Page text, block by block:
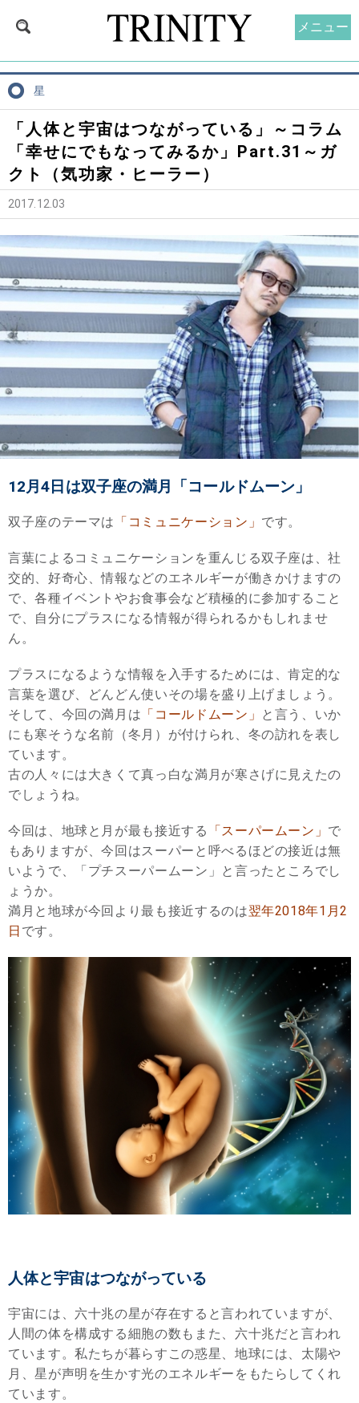
星
「人体と宇宙はつながっている」～コラム
「幸せにでもなってみるか」Part.31～ガ
クト（気功家・ヒーラー）
2017.12.03
12月4日は双子座の満月「コールドムーン」
双子座のテーマは 「コミュニケーション」 です。
言葉によるコミュニケーションを重んじる双子座は、社
交的、好奇心、情報などのエネルギーが働きかけますの
で、各種イベントやお食事会など積極的に参加すること
で、自分にプラスになる情報が得られるかもしれませ
ん。
プラスになるような情報を入手するためには、肯定的な
言葉を選び、どんどん使いその場を盛り上げましょう。
そして、今回の満月は 「コールドムーン」 と言う、いか
にも寒そうな名前（冬月）が付けられ、冬の訪れを表し
ています。
古の人々には大きくて真っ白な満月が寒さげに見えたの
でしょうね。
今回は、地球と月が最も接近する 「スーパームーン」 で
もありますが、今回はスーパーと呼べるほどの接近は無
いようで、「プチスーパームーン」と言ったところでし
ょうか。
満月と地球が今回より最も接近するのは翌年2018年1月2
日 です。
人体と宇宙はつながっている
宇宙には、六十兆の星が存在すると言われていますが、
人間の体を構成する細胞の数もまた、六十兆だと言われ
ています。私たちが暮らすこの惑星、地球には、太陽や
月、星が声明を生かす光のエネルギーをもたらしてくれ
ています。
メニュー